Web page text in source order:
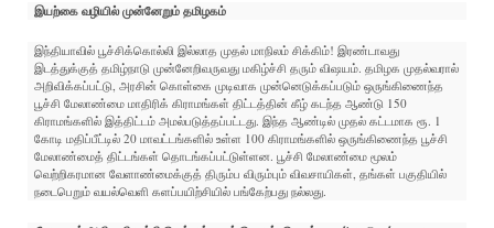
இயற்கை வழியில் முன்னேறும் தமிழகம்
இந்தியாவில் பூச்சிக்கொல்லி இல்லாத முதல் மாநிலம் சிக்கிம்! இரண்டாவது
இடத்துக்குத் தமிழ்நாடு முன்னேறிவருவது மகிழ்ச்சி தரும் விஷயம். தமிழக முதல்வரால்
அறிவிக்கப்பட்டு, அரசின் கொள்கை முடிவாக முன்னெடுக்கப்படும் ஒருங்கிணைந்த
பூச்சி மேலாண்மை மாதிரிக் கிராமங்கள் திட்டத்தின் கீழ் கடந்த ஆண்டு 150
கிராமங்களில் இத்திட்டம் அமல்படுத்தப்பட்டது. இந்த ஆண்டில் முதல் கட்டமாக ரூ. 1
கோடி மதிப்பீட்டில் 20 மாவட்டங்களில் உள்ள 100 கிராமங்களில் ஒருங்கிணைந்த பூச்சி
மேலாண்மைத் திட்டங்கள் தொடங்கப்பட்டுள்ளன. பூச்சி மேலாண்மை மூலம்
வெற்றிகரமான வேளாண்மைக்குத் திரும்ப விரும்பும் விவசாயிகள், தங்கள் பகுதியில்
நடைபெறும் வயல்வெளி களப்பயிற்சியில் பங்கேற்பது நல்லது.